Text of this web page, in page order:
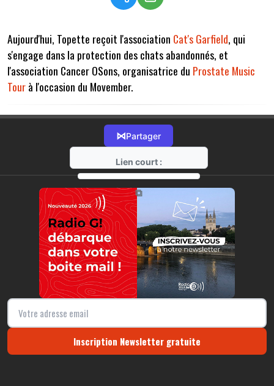
Aujourd'hui, Topette reçoit l'association Cat's Garfield, qui
s'engage dans la protection des chats abandonnés, et
l'association Cancer OSons, organisatrice du Prostate Music
Tourà l'occasion du Movember.
⋈Partager
Lien court :
https://radio-g.fr?6808
⧉
Inscription Newsletter gratuite